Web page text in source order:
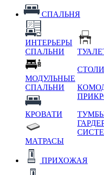
СПАЛЬНЯ
ИНТЕРЬЕРЫ
СПАЛЬНИ
МОДУЛЬНЫЕ
СПАЛЬНИ
КРОВАТИ
МАТРАСЫ
ПРИХОЖАЯ